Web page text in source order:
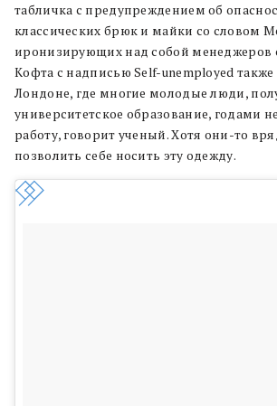
табличка с предупреждением об
классических брюк и майки со словом
иронизирующих над собой менеджеров
Кофта с надписью Self-unemployed также
Лондоне, где многие молодые люди,
университетское образование, годами
работу, говорит ученый. Хотя они-то
позволить себе носить эту одежду.